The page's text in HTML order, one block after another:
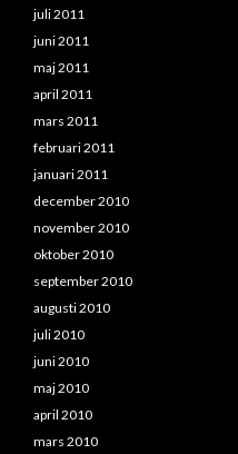
juli 2011
juni 2011
maj 2011
april 2011
mars 2011
februari 2011
januari 2011
december 2010
november 2010
oktober 2010
september 2010
augusti 2010
juli 2010
juni 2010
maj 2010
april 2010
mars 2010